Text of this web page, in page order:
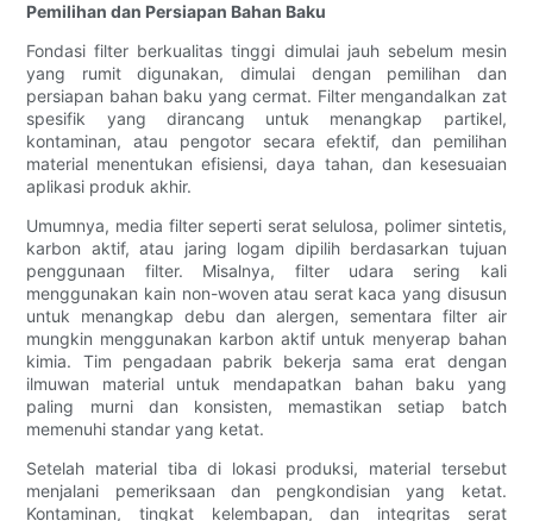
Pemilihan dan Persiapan Bahan Baku
Fondasi filter berkualitas tinggi dimulai jauh sebelum mesin
yang rumit digunakan, dimulai dengan pemilihan dan
persiapan bahan baku yang cermat. Filter mengandalkan zat
spesifik yang dirancang untuk menangkap partikel,
kontaminan, atau pengotor secara efektif, dan pemilihan
material menentukan efisiensi, daya tahan, dan kesesuaian
aplikasi produk akhir.
Umumnya, media filter seperti serat selulosa, polimer sintetis,
karbon aktif, atau jaring logam dipilih berdasarkan tujuan
penggunaan filter. Misalnya, filter udara sering kali
menggunakan kain non-woven atau serat kaca yang disusun
untuk menangkap debu dan alergen, sementara filter air
mungkin menggunakan karbon aktif untuk menyerap bahan
kimia. Tim pengadaan pabrik bekerja sama erat dengan
ilmuwan material untuk mendapatkan bahan baku yang
paling murni dan konsisten, memastikan setiap batch
memenuhi standar yang ketat.
Setelah material tiba di lokasi produksi, material tersebut
menjalani pemeriksaan dan pengkondisian yang ketat.
Kontaminan, tingkat kelembapan, dan integritas serat